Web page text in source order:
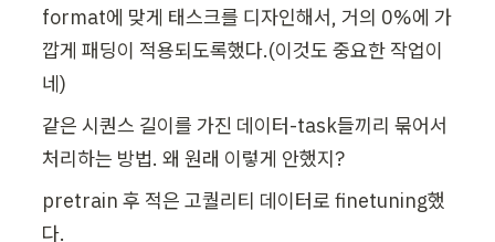
format에 맞게 태스크를 디자인해서, 거의 0%에 가
깝게 패딩이 적용되도록했다.(이것도 중요한 작업이
네)
같은 시퀀스 길이를 가진 데이터-task들끼리 묶어서
처리하는 방법. 왜 원래 이렇게 안했지?
pretrain 후 적은 고퀄리티 데이터로 finetuning했
다.